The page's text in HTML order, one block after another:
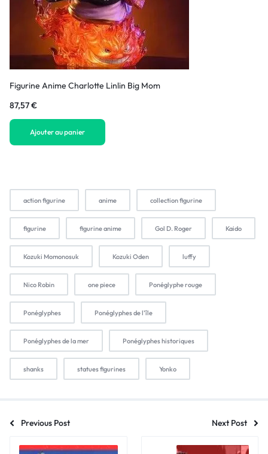
Figurine Anime Charlotte Linlin Big Mom
87,57€
Ajouter au panier
action figurine anime collection figurine
figurine figurine anime Gol D. Roger Kaido
Kozuki Momonosuk Kozuki Oden luffy
Nico Robin one piece Ponéglyphe rouge
Ponéglyphes Ponéglyphes de l'île
Ponéglyphes de la mer Ponéglyphes historiques
shanks statues figurines Yonko
Previous Post Next Post